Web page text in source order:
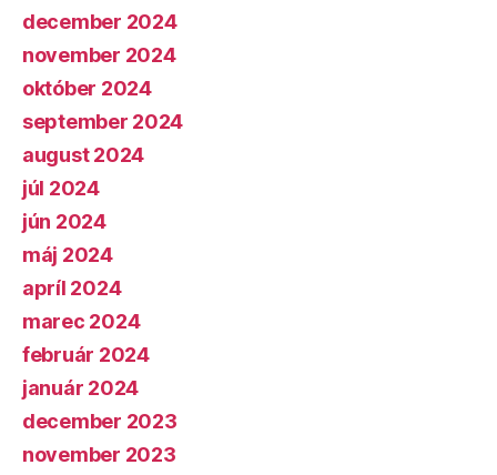
december 2024
november 2024
október 2024
september 2024
august 2024
júl 2024
jún 2024
máj 2024
apríl 2024
marec 2024
február 2024
január 2024
december 2023
november 2023